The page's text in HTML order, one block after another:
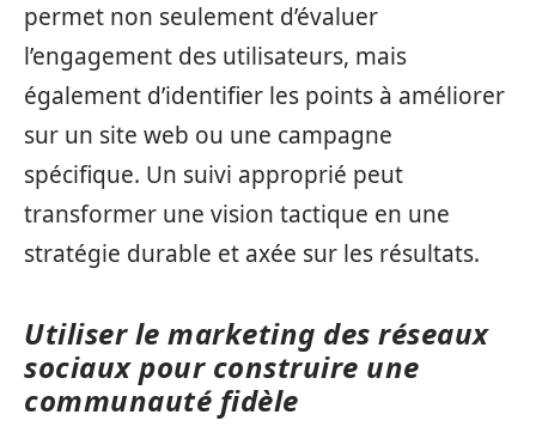
permet non seulement d’évaluer
l’engagement des utilisateurs, mais
également d’identifier les points à améliorer
sur un site web ou une campagne
spécifique. Un suivi approprié peut
transformer une vision tactique en une
stratégie durable et axée sur les résultats.
Utiliser le marketing des réseaux
sociaux pour construire une
communauté fidèle